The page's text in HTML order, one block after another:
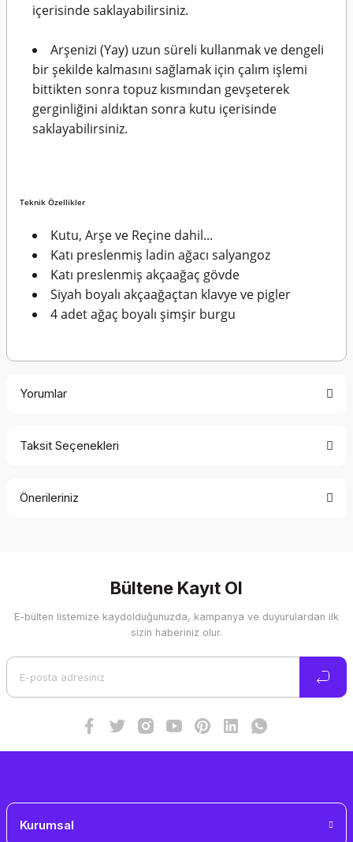
içerisinde saklayabilirsiniz.
Arşenizi (Yay) uzun süreli kullanmak ve dengeli
bir şekilde kalmasını sağlamak için çalım işlemi
bittikten sonra topuz kısmından gevşeterek
gerginliğini aldıktan sonra kutu içerisinde
saklayabilirsiniz.
Teknik Özellikler
Kutu, Arşe ve Reçine dahil...
Katı preslenmiş ladin ağacı salyangoz
Katı preslenmiş akçaağaç gövde
Siyah boyalı akçaağaçtan klavye ve pigler
4 adet ağaç boyalı şimşir burgu
Yorumlar
Taksit Seçenekleri
Önerileriniz
Görüş ve önerileriniz için teşekkür ederiz.
Ürün resmi kalitesiz, bozuk veya görüntülenemiyor.
Bültene Kayıt Ol
E-bülten listemize kaydolduğunuzda, kampanya ve duyurulardan ilk
sizin haberiniz olur.
Kurumsal